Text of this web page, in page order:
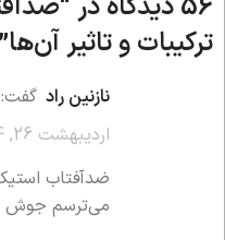
ترکیبات و تاثیر آن‌ها”
نازنین راد گفت:
اردیبهشت 26, 1404 در 11:54 ب.ظ
ضدآفتاب
می‌ترسم جوش